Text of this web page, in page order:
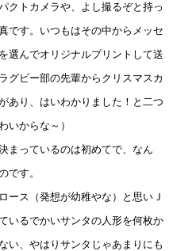
クトカメラや、よし撮るぞと持っ
です。いつもはその中からメッセ
選んでオリジナルプリントして送
グビー部の先輩からクリスマスカ
あり、はいわかりました！と二つ
いからな～）
まっているのは初めてで、なん
です。
ース（発想が幼稚やな）と思いＪ
いるでかいサンタの人形を何枚か
い、やはりサンタじゃあまりにも